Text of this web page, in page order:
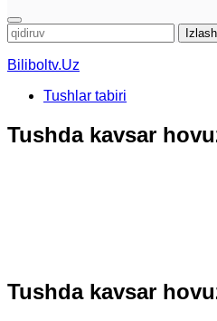
Qidirshish:
Biliboltv.Uz
Tushlar tabiri
Tushda kavsar
Tushda kavsar